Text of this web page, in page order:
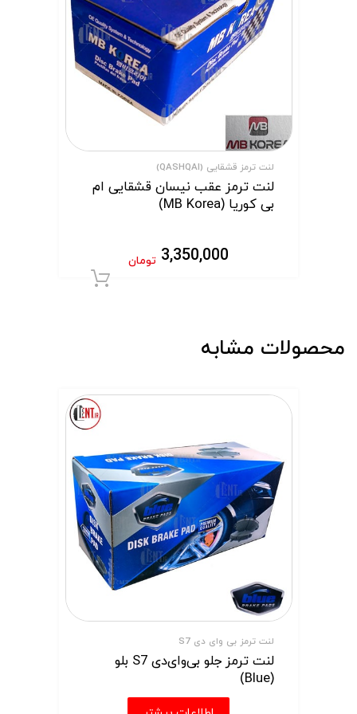
لنت ترمز قشقایی (QASHQAI)
لنت ترمز عقب نیسان قشقایی ام
بی کوریا (MB Korea)
3,350,000 تومان
محصولات مشابه
لنت ترمز بی وای دی S7
لنت ترمز جلو بی‌وای‌دی S7 بلو
(Blue)